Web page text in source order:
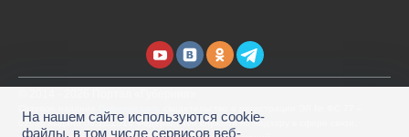
67908 выдано 06.12.2016 Федеральной службой по надзору в сфере связи,
На нашем сайте используются cookie-
файлы, в том числе сервисов веб-